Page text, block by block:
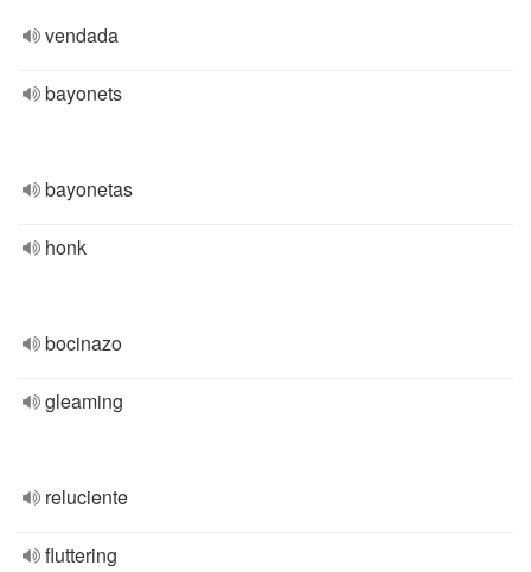
vendada
bayonets
bayonetas
honk
bocinazo
gleaming
reluciente
fluttering